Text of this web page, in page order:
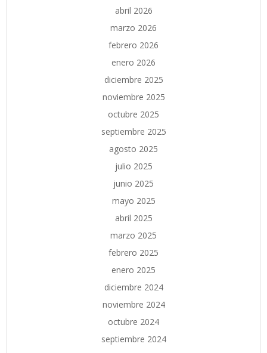
abril 2026
marzo 2026
febrero 2026
enero 2026
diciembre 2025
noviembre 2025
octubre 2025
septiembre 2025
agosto 2025
julio 2025
junio 2025
mayo 2025
abril 2025
marzo 2025
febrero 2025
enero 2025
diciembre 2024
noviembre 2024
octubre 2024
septiembre 2024